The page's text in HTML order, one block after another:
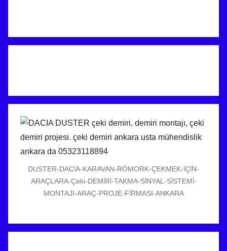
DUSTER-DACİA-KARAVAN-RÖMORK-ÇEKMEK-İÇİN-
ARAÇLARA-Çeki-DEMİRİ-TAKMA-SİNYAL-SİSTEMİ-
MONTAJI-ARAÇ-PROJE-FİRMASI-ANKARA